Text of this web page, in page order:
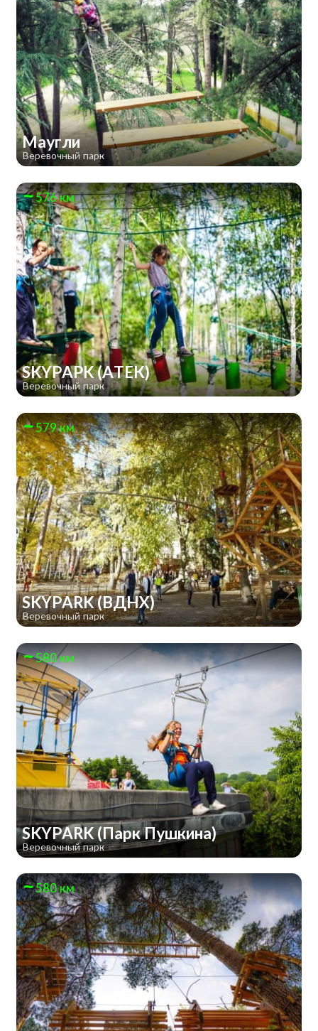
Маугли
Веревочный парк
576 км
SKYPAPK (АТЕК)
Веревочный парк
579 км
SKYPARK (ВДНХ)
Веревочный парк
580 км
SKYPARK (Парк Пушкина)
Веревочный парк
580 км